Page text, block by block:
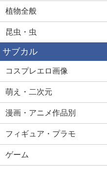
植物全般
昆虫・虫
サブカル
コスプレエロ画像
萌え・二次元
漫画・アニメ作品別
フィギュア・プラモ
ゲーム